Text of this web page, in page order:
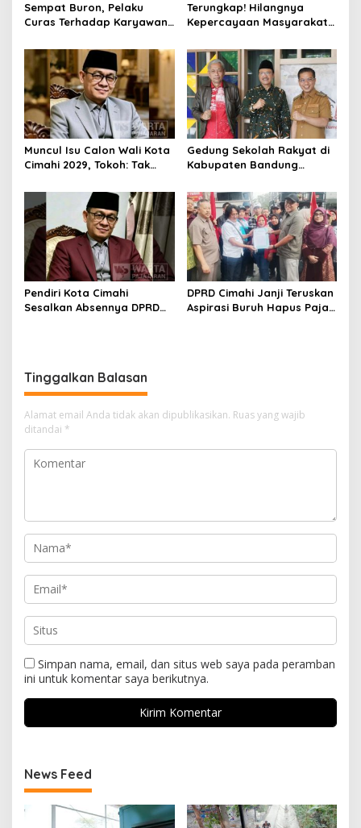
Sempat Buron, Pelaku
Curas Terhadap Karyawan
Ditangkap Polisi
Terungkap! Hilangnya
Kepercayaan Masyarakat
Rebranding RSUD Cibabat
Muncul Isu Calon Wali Kota
Cimahi 2029, Tokoh: Tak
Legitimasi Parpol
Gedung Sekolah Rakyat di
Kabupaten Bandung
Siap Tampung Dua Ribu
Siswa
Pendiri Kota Cimahi
Sesalkan Absennya DPRD
DPRD Cimahi Janji Teruskan
Aspirasi Buruh Hapus Pajak
Tinggalkan Balasan
Alamat email Anda tidak akan dipublikasikan. Ruas yang wajib
ditandai *
Simpan nama, email, dan situs web saya pada peramban
ini untuk komentar saya berikutnya.
News Feed